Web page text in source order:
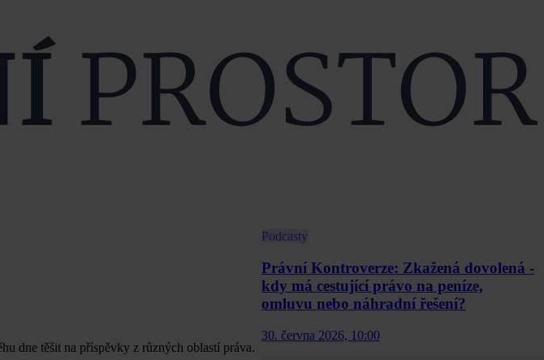
dne těšit na příspěvky z různých oblastí práva.
Podcasty
Právní Kontroverze: Zkažená dovolená -
kdy má cestující právo na peníze,
omluvu nebo náhradní řešení?
30. června 2026, 10:00